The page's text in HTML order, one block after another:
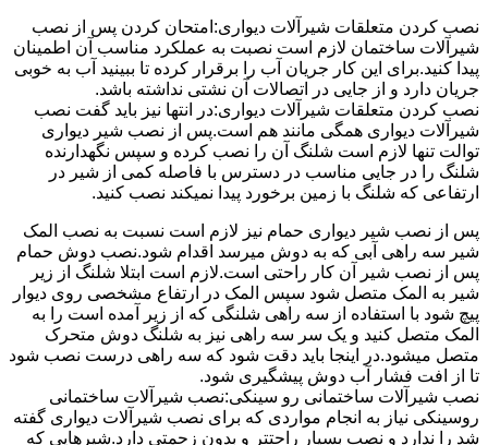
نصب کردن متعلقات شیرآلات دیواری:امتحان کردن پس از نصب
شیرآلات ساختمان لازم است نصبت به عملکرد مناسب آن اطمینان
پیدا کنید.برای این کار جریان آب را برقرار کرده تا ببینید آب به خوبی
جریان دارد و از جایی در اتصالات آن نشتی نداشته باشد.
نصب کردن متعلقات شیرآلات دیواری:در انتها نیز باید گفت نصب
شیرآلات دیواری همگی مانند هم است.پس از نصب شیر دیواری
توالت تنها لازم است شلنگ آن را نصب کرده و سپس نگهدارنده
شلنگ را در جایی مناسب در دسترس با فاصله کمی از شیر در
ارتفاعی که شلنگ با زمین برخورد پیدا نمیکند نصب کنید.
پس از نصب شیر دیواری حمام نیز لازم است نسبت به نصب المک
شیر سه راهی آبی که به دوش میرسد اقدام شود.نصب دوش حمام
پس از نصب شیر آن کار راحتی است.لازم است ابتلا شلنگ از زیر
شیر به المک متصل شود سپس المک در ارتفاع مشخصی روی دیوار
پیچ شود با استفاده از سه راهی شلنگی که از زیر آمده است را به
المک متصل کنید و یک سر سه راهی نیز به شلنگ دوش متحرک
متصل میشود.در اینجا باید دقت شود که سه راهی درست نصب شود
تا از افت فشار آب دوش پیشگیری شود.
نصب شیرآلات ساختمانی رو سینکی:نصب شیرآلات ساختمانی
روسینکی نیاز به انجام مواردی که برای نصب شیرآلات دیواری گفته
شد را ندارد و نصب بسیار راحتتر و بدون زحمتی دارد.شیرهایی که